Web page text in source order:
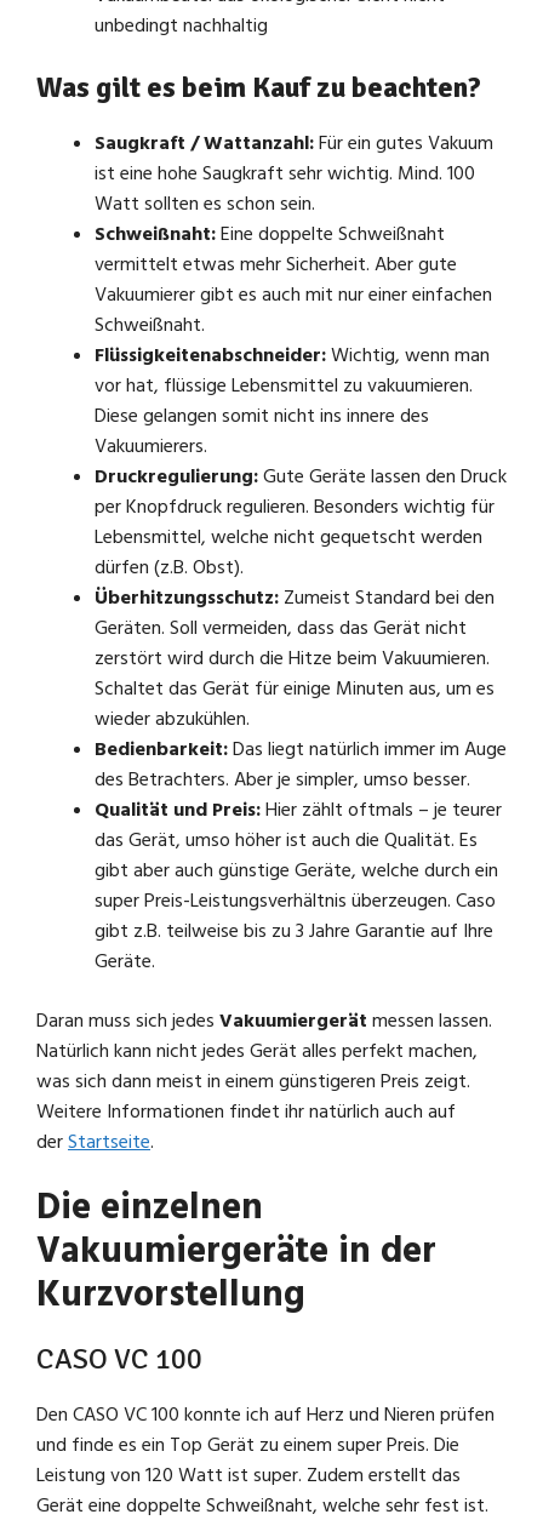
unbedingt nachhaltig
Was gilt es beim Kauf zu beachten?
Saugkraft / Wattanzahl:Für ein gutes Vakuum
ist eine hohe Saugkraft sehr wichtig. Mind. 100
Watt sollten es schon sein.
Schweißnaht:Eine doppelte Schweißnaht
vermittelt etwas mehr Sicherheit. Aber gute
Vakuumierer gibt es auch mit nur einer einfachen
Schweißnaht.
Flüssigkeitenabschneider:Wichtig, wenn man
vor hat, flüssige Lebensmittel zu vakuumieren.
Diese gelangen somit nicht ins innere des
Vakuumierers.
Druckregulierung:Gute Geräte lassen den Druck
per Knopfdruck regulieren. Besonders wichtig für
Lebensmittel, welche nicht gequetscht werden
dürfen (z.B. Obst).
Überhitzungsschutz: Zumeist Standard bei den
Geräten. Soll vermeiden, dass das Gerät nicht
zerstört wird durch die Hitze beim Vakuumieren.
Schaltet das Gerät für einige Minuten aus, um es
wieder abzukühlen.
Bedienbarkeit:Das liegt natürlich immer im Auge
des Betrachters. Aber je simpler, umso besser.
Qualität und Preis:Hier zählt oftmals – je teurer
das Gerät, umso höher ist auch die Qualität. Es
gibt aber auch günstige Geräte, welche durch ein
super Preis-Leistungsverhältnis überzeugen. Caso
gibt z.B. teilweise bis zu 3 Jahre Garantie auf Ihre
Geräte.
Daran muss sich jedes Vakuumiergerät messen lassen.
Natürlich kann nicht jedes Gerät alles perfekt machen,
was sich dann meist in einem günstigeren Preis zeigt.
Weitere Informationen findet ihr natürlich auch auf
derStartseite.
Die einzelnen
Vakuumiergeräte in der
Kurzvorstellung
CASO VC 100
Den CASO VC 100 konnte ich auf Herz und Nieren prüfen
und finde es ein Top Gerät zu einem super Preis. Die
Leistung von 120 Watt ist super. Zudem erstellt das
Gerät eine doppelte Schweißnaht, welche sehr fest ist.